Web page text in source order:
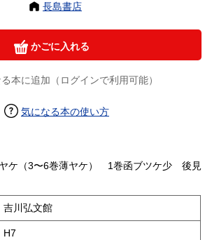
長島書店
かごに入れる
本に追加（ログインで利用可能）
気になる本の使い方
ケ（3〜6巻薄ヤケ） 1巻函ブツケ少 後見
吉川弘文館
H7